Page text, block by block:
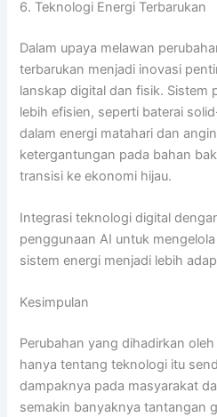
6. Teknologi Energi Terbarukan
Dalam upaya melawan
terbarukan menjadi inovasi
lanskap digital dan fisik. Sistem
lebih efisien, seperti baterai
dalam energi matahari dan
ketergantungan pada bahan
transisi ke ekonomi hijau.
Integrasi teknologi digital
penggunaan AI untuk
sistem energi menjadi lebih
Kesimpulan
Perubahan yang dihadirkan
hanya tentang teknologi itu
dampaknya pada masyarakat
semakin banyaknya tantangan